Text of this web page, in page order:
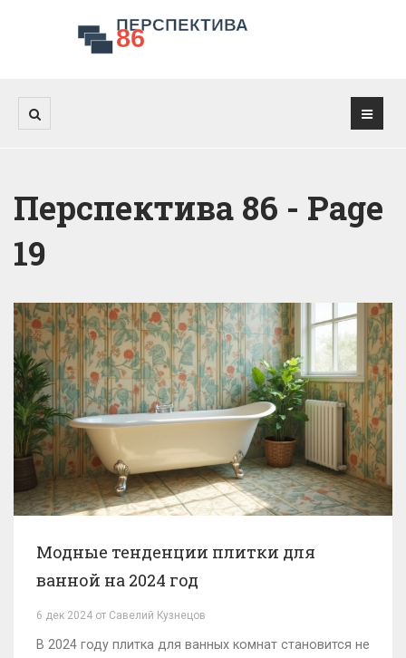
Перспектива 86 - Page
19
Модные тенденции плитки для
ванной на 2024 год
6 дек 2024 от Савелий Кузнецов
В 2024 году плитка для ванных комнат становится не